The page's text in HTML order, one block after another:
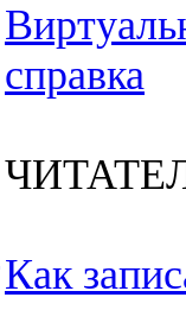
справка
Как